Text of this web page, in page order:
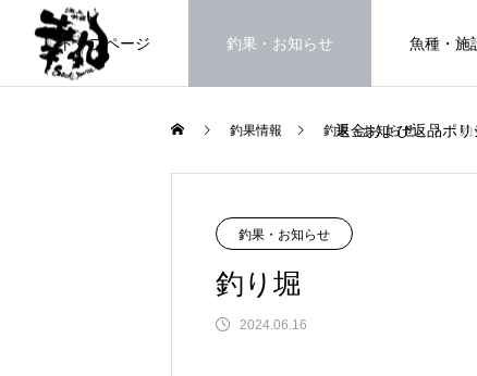
トップページ 釣果・お知らせ 魚種・施
返金および返品ポリ
FEATURE
釣果情報 釣果・お知らせ 釣
釣果・お知らせ
釣り堀
2024.06.16